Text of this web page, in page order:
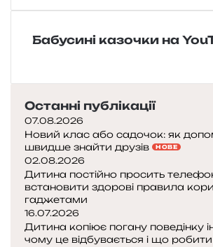
и
«
ю
х
а
»
н
н
а
к
а
з
к
а
«
Я
к
Бабусині казочки на
Останні публікації
07.08.2026
Новий клас або садочок: як
швидше знайти друзів
НОВЕ
02.08.2026
Дитина постійно просить
встановити здорові правила
гаджетами
16.07.2026
Дитина копіює погану поведінку
чому це відбувається і що